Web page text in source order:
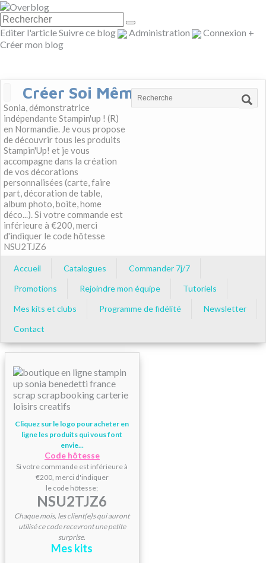
Editer l'articleSuivre ce blog Administration Connexion +
Créer mon blog
Créer Soi Même
Sonia, démonstratrice
indépendante Stampin'up ! (R)
en Normandie. Je vous propose
de découvrir tous les produits
Stampin'Up! et je vous
accompagne dans la création
de vos décorations
personnalisées (carte, faire
part, décoration de table,
album photo, boite, home
déco...). Si votre commande est
inférieure à €200, merci
d'indiquer le code hôtesse
NSU2TJZ6
Accueil Catalogues
Commander 7j/7
Promotions
Rejoindre mon équipe
Tutoriels
Mes kits et clubs
Programme de fidélité
Newsletter
Contact
Cliquez sur le logo pour acheter en
ligne les produits qui vous font
envie...
Code hôtesse
Si votre commande est inférieure à
€200, merci d'indiquer
le code hôtesse;
NSU2TJZ6
Chaque mois, les client(e)s qui auront
utilisé ce code recevront une petite
surprise.
Mes kits